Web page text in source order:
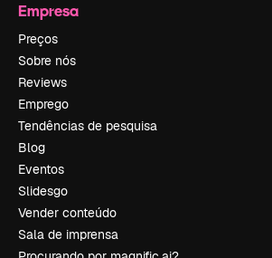
Empresa
Preços
Sobre nós
Reviews
Emprego
Tendências de pesquisa
Blog
Eventos
Slidesgo
Vender conteúdo
Sala de imprensa